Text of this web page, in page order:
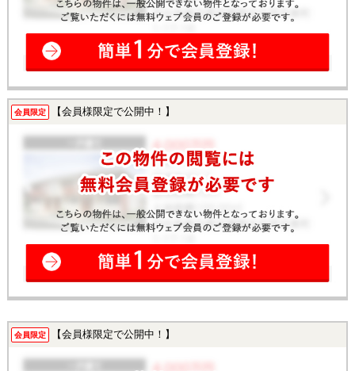
会員限定 【会員様限定で公開中！】
会員限定 【会員様限定で公開中！】